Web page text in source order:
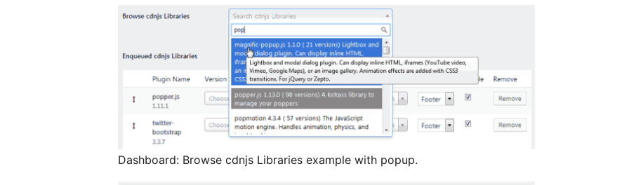
Dashboard: Browse cdnjs Libraries example with popup.